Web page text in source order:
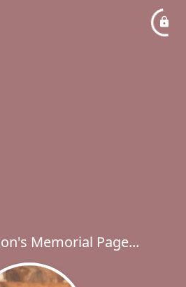
Memorial Page...